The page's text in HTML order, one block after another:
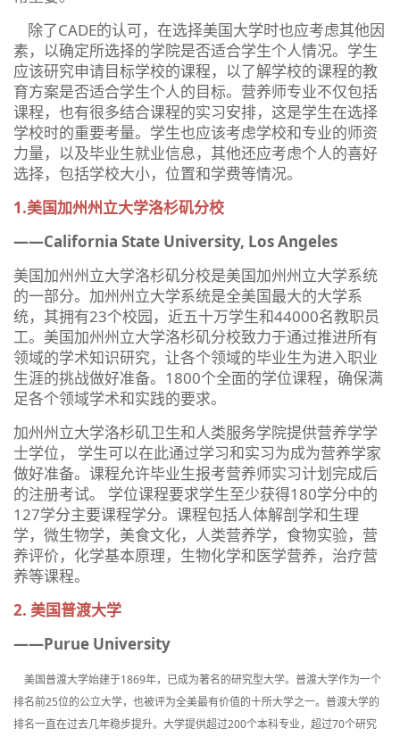
除了CADE的认可，在选择美国大学时也应考虑其他因
素，以确定所选择的学院是否适合学生个人情况。学生
应该研究申请目标学校的课程，以了解学校的课程的教
育方案是否适合学生个人的目标。营养师专业不仅包括
课程，也有很多结合课程的实习安排，这是学生在选择
学校时的重要考量。学生也应该考虑学校和专业的师资
力量，以及毕业生就业信息，其他还应考虑个人的喜好
选择，包括学校大小，位置和学费等情况。
1.美国加州州立大学洛杉矶分校
——California State University, Los Angeles
美国加州州立大学洛杉矶分校是美国加州州立大学系统
的一部分。加州州立大学系统是全美国最大的大学系
统，其拥有23个校园，近五十万学生和44000名教职员
工。美国加州州立大学洛杉矶分校致力于通过推进所有
领域的学术知识研究，让各个领域的毕业生为进入职业
生涯的挑战做好准备。1800个全面的学位课程，确保满
足各个领域学术和实践的要求。
加州州立大学洛杉矶卫生和人类服务学院提供营养学学
士学位， 学生可以在此通过学习和实习为成为营养学家
做好准备。课程允许毕业生报考营养师实习计划完成后
的注册考试。 学位课程要求学生至少获得180学分中的
127学分主要课程学分。课程包括人体解剖学和生理
学，微生物学，美食文化，人类营养学，食物实验，营
养评价，化学基本原理，生物化学和医学营养，治疗营
养等课程。
2. 美国普渡大学
——Purue University
美国普渡大学始建于1869年，已成为著名的研究型大学。普渡大学作为一个
排名前25位的公立大学，也被评为全美最有价值的十所大学之一。普渡大学的
排名一直在过去几年稳步提升。大学提供超过200个本科专业，超过70个研究